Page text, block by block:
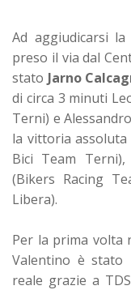
Ad aggiudicarsi
preso il via dal
stato Jarno
di circa 3 minuti
Terni) e
la vittoria assoluta
Bici Team
(Bikers Racing
Libera).
Per la prima volta
Valentino è stato
reale grazie a